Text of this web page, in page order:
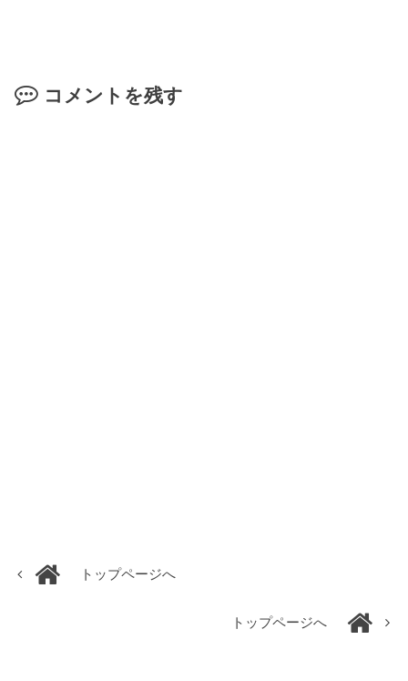
コメントを残す
トップページへ
トップページへ